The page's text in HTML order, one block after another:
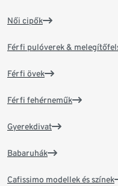
Női cipők
Férfi pulóverek &
Férfi övek
Férfi fehérneműk
Gyerekdivat
Babaruhák
Cafissimo modellek és színek